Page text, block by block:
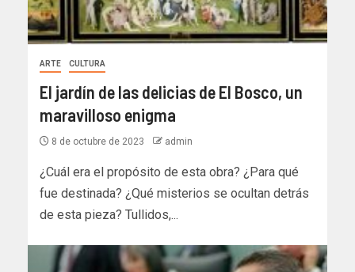
ARTE CULTURA
El jardín de las delicias de El Bosco, un
maravilloso enigma
8 de octubre de 2023 admin
¿Cuál era el propósito de esta obra? ¿Para qué
fue destinada? ¿Qué misterios se ocultan detrás
de esta pieza? Tullidos,...